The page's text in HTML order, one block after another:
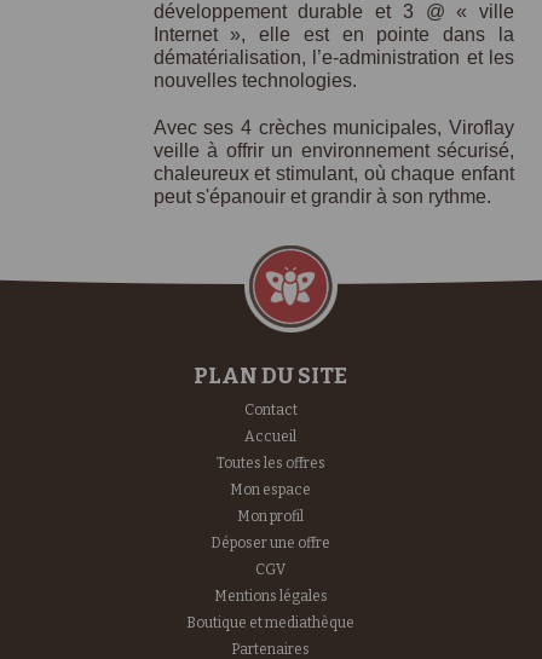
développement durable et 3 @ « ville
Internet », elle est en pointe dans la
dématérialisation, l’e-administration et les
nouvelles technologies.
Avec ses 4 crèches municipales, Viroflay
veille à offrir un environnement sécurisé,
chaleureux et stimulant, où chaque enfant
peut s'épanouir et grandir à son rythme.
PLAN DU SITE
Contact
Accueil
Toutes les offres
Mon espace
Mon profil
Déposer une offre
CGV
Mentions légales
Boutique et mediathèque
Partenaires